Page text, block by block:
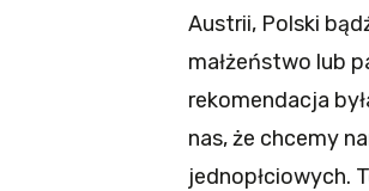
Austrii, Polski
małżeństwo lub
rekomendacja
nas, że chcemy
jednopłciowych.